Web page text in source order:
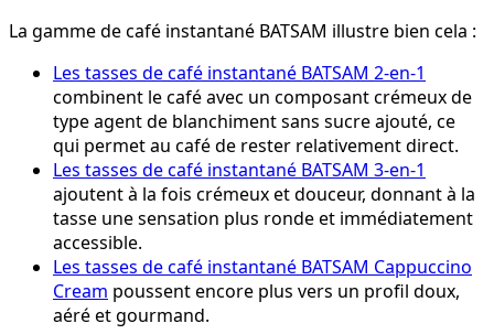
La gamme de café instantané BATSAM illustre bien cela :
Les tasses de café instantané BATSAM 2-en-1
combinent le café avec un composant crémeux de
type agent de blanchiment sans sucre ajouté, ce
qui permet au café de rester relativement direct.
Les tasses de café instantané BATSAM 3-en-1
ajoutent à la fois crémeux et douceur, donnant à la
tasse une sensation plus ronde et immédiatement
accessible.
Les tasses de café instantané BATSAM Cappuccino
Cream poussent encore plus vers un profil doux,
aéré et gourmand.